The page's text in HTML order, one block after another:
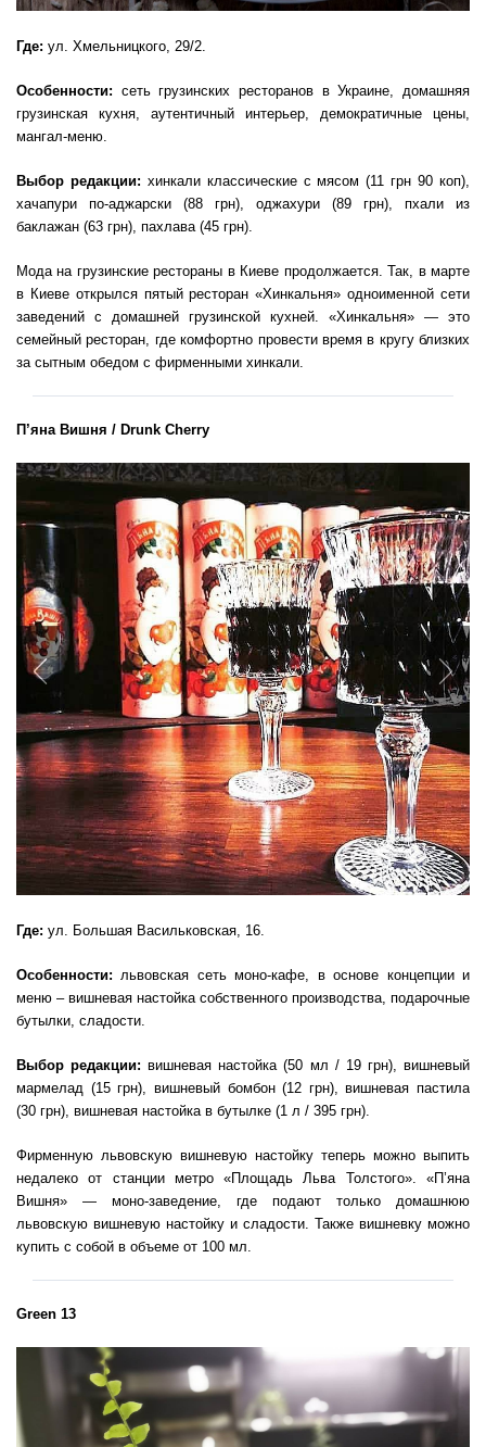
Где: ул. Хмельницкого, 29/2.
Особенности: сеть грузинских ресторанов в Украине, домашняя
грузинская кухня, аутентичный интерьер, демократичные цены,
мангал-меню.
Выбор редакции: хинкали классические с мясом (11 грн 90 коп),
хачапури по-аджарски (88 грн), оджахури (89 грн), пхали из
баклажан (63 грн), пахлава (45 грн).
Мода на грузинские рестораны в Киеве продолжается. Так, в марте
в Киеве открылся пятый ресторан «Хинкальня» одноименной сети
заведений с домашней грузинской кухней. «Хинкальня» — это
семейный ресторан, где комфортно провести время в кругу близких
за сытным обедом с фирменными хинкали.
П’яна Вишня / Drunk Cherry
Previous
Где: ул. Большая Васильковская, 16.
Особенности: львовская сеть моно-кафе, в основе концепции и
меню – вишневая настойка собственного производства, подарочные
бутылки, сладости.
Выбор редакции: вишневая настойка (50 мл / 19 грн), вишневый
мармелад (15 грн), вишневый бомбон (12 грн), вишневая пастила
(30 грн), вишневая настойка в бутылке (1 л / 395 грн).
Фирменную львовскую вишневую настойку теперь можно выпить
недалеко от станции метро «Площадь Льва Толстого». «П’яна
Вишня» — моно-заведение, где подают только домашнюю
львовскую вишневую настойку и сладости. Также вишневку можно
купить с собой в объеме от 100 мл.
Green 13